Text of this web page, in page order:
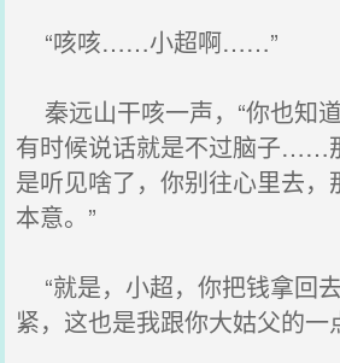
“咳咳……小超啊……”
秦远山干咳一声，“你也知
有时候说话就是不过脑子……
是听见啥了，你别往心里去，
本意。”
“就是，小超，你把钱拿回
紧，这也是我跟你大姑父的一